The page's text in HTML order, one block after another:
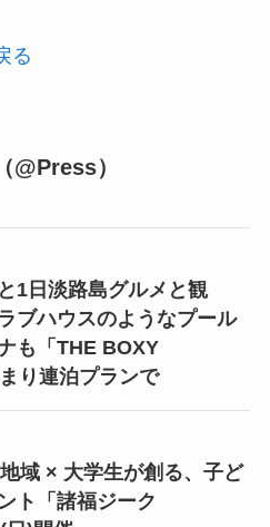
る
@Press）
1日淡路島グルメと観
ブハウスのようなプール
も「THE BOXY
り連泊プランで
域 × 大学生が創る、子ど
ト「諸福ジーク